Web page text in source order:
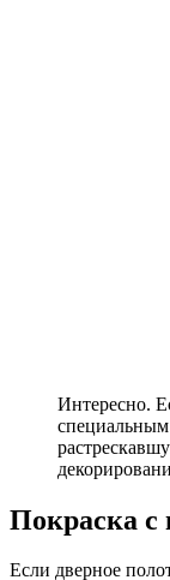
Интересно.
Покраска с
Если дверное